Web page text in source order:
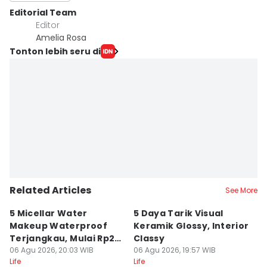
Editorial Team
Editor
Amelia Rosa
Tonton lebih seru di
Related Articles See More
5 Micellar Water
Makeup Waterproof
Terjangkau, Mulai Rp20
Ribuan!
06 Agu 2026, 20:03 WIB
Life
5 Daya Tarik Visual
Keramik Glossy, Interior
Classy
06 Agu 2026, 19:57 WIB
Life